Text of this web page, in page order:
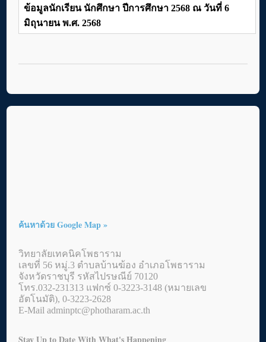
ข้อมูลนักเรียน นักศึกษา ปีการศึกษา 2568 ณ วันที่ 6
มิถุนายน พ.ศ. 2568
ค้นหาด้วย Google Map »
วิทยาลัยเทคนิคโพธาราม
เลขที่ 56 หมู่.3 ตำบลบ้านฆ้อง อำเภอโพธาราม
จังหวัดราชบุรี รหัสไปรษณีย์ 70120
โทร.032-231313 แฟกซ์ 0-3223-3148 (หมายเลข
อัตโนมัติ), 0-3223-2628
E-Mail adminptc@photharam.ac.th
Stay Up to Date With What's Happening